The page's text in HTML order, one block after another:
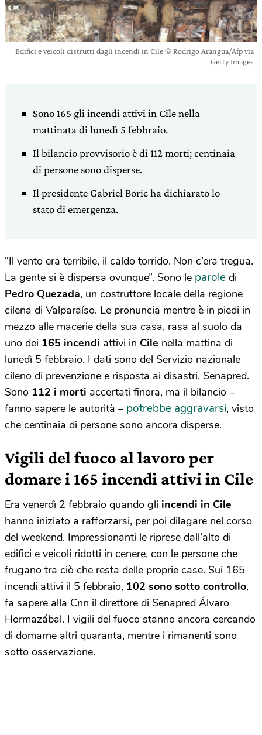
Edifici e veicoli distrutti dagli incendi in Cile © Rodrigo Arangua/Afp via
Getty Images
Sono 165 gli incendi attivi in Cile nella
mattinata di lunedì 5 febbraio.
Il bilancio provvisorio è di 112 morti; centinaia
di persone sono disperse.
Il presidente Gabriel Boric ha dichiarato lo
stato di emergenza.
“Il vento era terribile, il caldo torrido. Non c’era tregua.
La gente si è dispersa ovunque”. Sono le parole di
Pedro Quezada, un costruttore locale della regione
cilena di Valparaíso. Le pronuncia mentre è in piedi in
mezzo alle macerie della sua casa, rasa al suolo da
uno dei 165 incendi attivi in Cile nella mattina di
lunedì 5 febbraio. I dati sono del Servizio nazionale
cileno di prevenzione e risposta ai disastri, Senapred.
Sono 112 i morti accertati finora, ma il bilancio –
fanno sapere le autorità – potrebbe aggravarsi, visto
che centinaia di persone sono ancora disperse.
Vigili del fuoco al lavoro per
domare i 165 incendi attivi in Cile
Era venerdì 2 febbraio quando gli incendi in Cile
hanno iniziato a rafforzarsi, per poi dilagare nel corso
del weekend. Impressionanti le riprese dall’alto di
edifici e veicoli ridotti in cenere, con le persone che
frugano tra ciò che resta delle proprie case. Sui 165
incendi attivi il 5 febbraio, 102 sono sotto controllo,
fa sapere alla Cnn il direttore di Senapred Álvaro
Hormazábal. I vigili del fuoco stanno ancora cercando
di domarne altri quaranta, mentre i rimanenti sono
sotto osservazione.